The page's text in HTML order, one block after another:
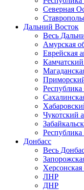
Северная
Дальний Восток
Весь
Амурская
Еврейская
Чукотский
Республика
Донбасс
Весь
Херсонская
ЛНР
ДНР